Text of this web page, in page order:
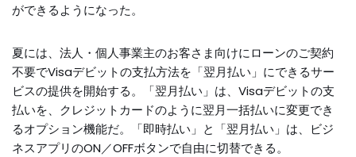
ができるようになった。
夏には、法人・個人事業主のお客さま向けにローンのご契約
不要でVisaデビットの支払方法を「翌月払い」にできるサー
ビスの提供を開始する。「翌月払い」は、Visaデビットの支
払いを、クレジットカードのように翌月一括払いに変更でき
るオプション機能だ。「即時払い」と「翌月払い」は、ビジ
ネスアプリのON／OFFボタンで自由に切替できる。